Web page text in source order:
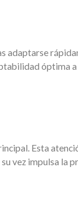
adaptarse
óptima
Esta
vez impulsa la